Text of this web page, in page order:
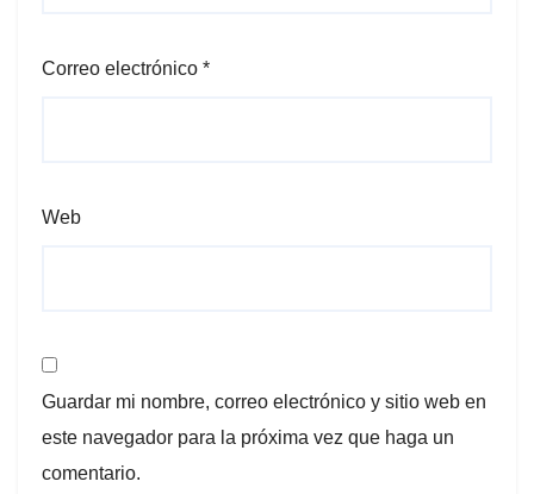
Correo electrónico *
Web
Guardar mi nombre, correo electrónico y sitio web en
este navegador para la próxima vez que haga un
comentario.